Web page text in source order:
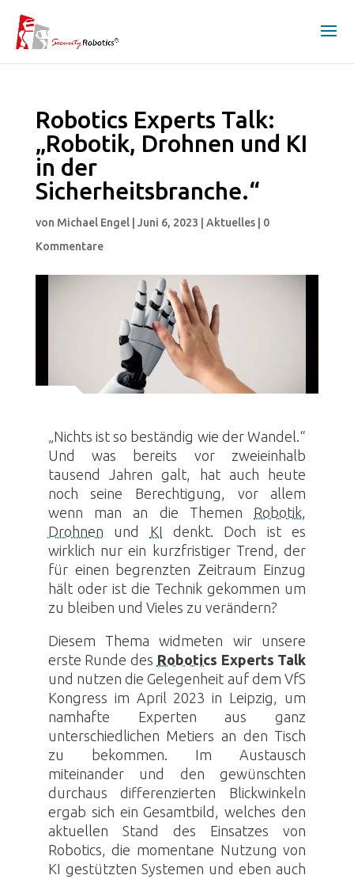
Robotics Experts Talk:
„Robotik, Drohnen und KI
in der
Sicherheitsbranche.“
von Michael Engel| Juni 6, 2023 Aktuelles| 0
Kommentare
„Nichts ist so beständig wie der Wandel.“
Und was bereits vor zweieinhalb
tausend Jahren galt, hat auch heute
noch seine Berechtigung, vor allem
wenn man an die Themen Robotik,
Drohnen und KI denkt. Doch ist es
wirklich nur ein kurzfristiger Trend, der
für einen begrenzten Zeitraum Einzug
hält oder ist die Technik gekommen um
zu bleiben und Vieles zu verändern?
Diesem Thema widmeten wir unsere
erste Runde des Robotics Experts Talk
und nutzen die Gelegenheit auf dem VfS
Kongress im April 2023 in Leipzig, um
namhafte Experten aus ganz
unterschiedlichen Metiers an den Tisch
zu bekommen. Im Austausch
miteinander und den gewünschten
durchaus differenzierten Blickwinkeln
ergab sich ein Gesamtbild, welches den
aktuellen Stand des Einsatzes von
Robotics, die momentane Nutzung von
KI gestützten Systemen und eben auch